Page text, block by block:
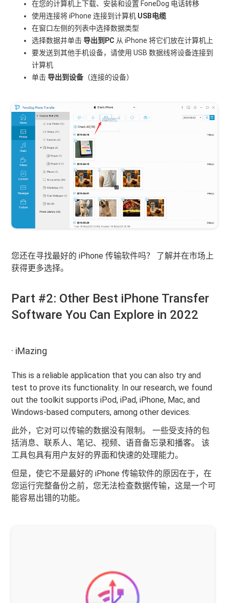
在您的计算机上下载、安装和设置 FoneDog 电话转移
使用连接将 iPhone 连接到计算机 USB电缆
在窗口左侧的列表中选择数据类型
选择数据并单击导出到PC 从 iPhone 将它们放在计算机上
要发送到其他手机设备，请使用 USB 数据线将设备连接到
计算机
单击导出到设备（连接的设备）
您还在寻找最好的 iPhone 传输软件吗？ 了解并在市场上
获得更多选择。
Part #2: Other Best iPhone Transfer
Software You Can Explore in 2022
· iMazing
This is a reliable application that you can also try and
test to prove its functionality. In our research, we found
out the toolkit supports iPod, iPad, iPhone, Mac, and
Windows-based computers, among other devices.
此外，它对可以传输的数据没有限制。 一些受支持的包
括消息、联系人、笔记、视频、语音备忘录和播客。 该
工具包具有用户友好的界面和快速的处理能力。
但是，使它不是最好的 iPhone 传输软件的原因在于，在
您运行完整备份之前，您无法检查数据传输，这是一个可
能容易出错的功能。